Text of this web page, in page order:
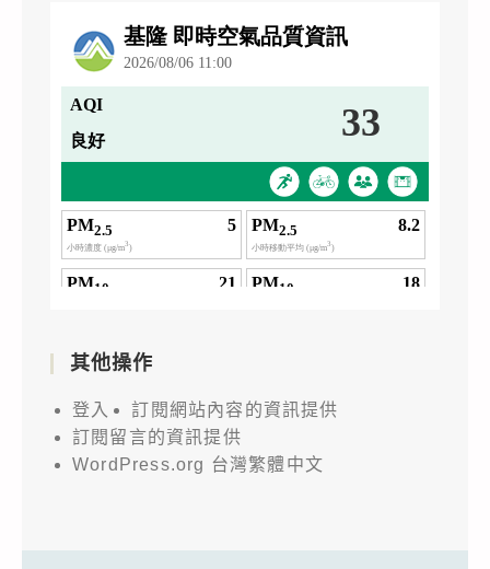
其他操作
登入
訂閱網站內容的資訊提供
訂閱留言的資訊提供
WordPress.org 台灣繁體中文